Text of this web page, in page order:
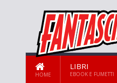
HOME
LIBRI
EBOOK E FUMETTI